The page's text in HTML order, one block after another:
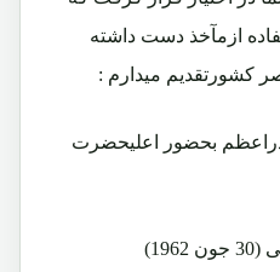
ازمآخذ دست داشته
کشورتقدیم میدارم :
بحضور اعلیحضرت